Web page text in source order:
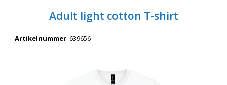
Wil je snel een advies? Bel nu 053-7920045 of 06-55731304
Adult light cotton T-shirt
Artikelnummer: 639656